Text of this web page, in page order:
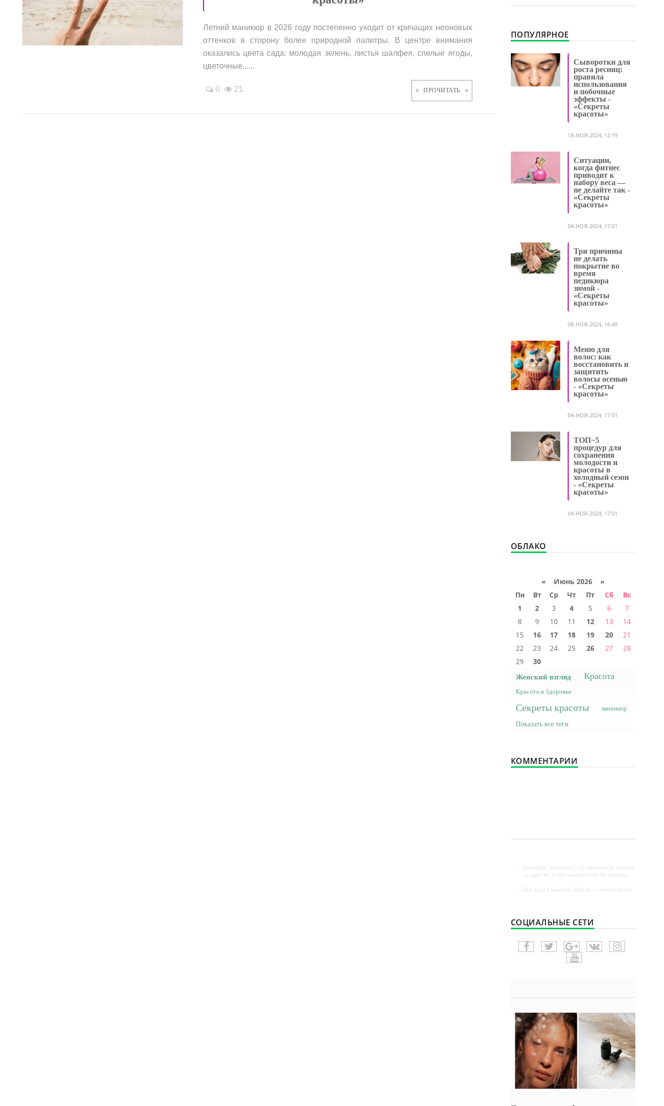
Летний маникюр в 2026 году постепенно уходит от кричащих неоновых
оттенков в сторону более природной палитры. В центре внимания
оказались цвета сада: молодая зелень, листья шалфея, спелые ягоды,
цветочные......
0 21 ПРОЧИТАТЬ
ПОПУЛЯРНОЕ
Сыворотки для
роста ресниц:
правила
использования
и побочные
эффекты -
«Секреты
красоты»
18-НОЯ-2024, 12:19
Ситуации,
когда фитнес
приводит к
набору веса —
не делайте так -
«Секреты
красоты»
04-НОЯ-2024, 17:01
Три причины
не делать
покрытие во
время
педикюра
зимой -
«Секреты
красоты»
08-НОЯ-2024, 16:49
Меню для
волос: как
восстановить и
защитить
волосы осенью
- «Секреты
красоты»
04-НОЯ-2024, 17:01
ТОП−5
процедур для
сохранения
молодости и
красоты в
холодный сезон
- «Секреты
красоты»
04-НОЯ-2024, 17:01
ОБЛАКО
« Июнь 2026 »
Пн
Вт Ср Чт Пт Сб
Вс
1
2 3 4 5 6
7
8
9 10 11 12 13
14
15
16 17 18 19 20
21
22
23 24 25 26 27
28
29
30
Женский взгляд Красота
Красота и Здоровье
Секреты красоты маникюр
Показать все теги
КОММЕНТАРИИ
-- Начинайте делать все, что вы можете сделать
– и даже то, о чем можете хотя бы мечтать.
-- Все дело в мыслях. Мысль — начало всего.
-- Идите уверенно по направлению к мечте.
придумали.
-- Самое большое богатство — это ум. Самая
большая нищета — глупость. Из всех страхов
-- Люблю давать советы и очень не люблю,
когда их дают мне.
СОЦИАЛЬНЫЕ СЕТИ